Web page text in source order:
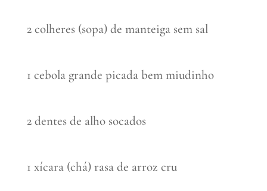
2 colheres (sopa) de manteiga sem sal
1 cebola grande picada bem miudinho
2 dentes de alho socados
1 xícara (chá) rasa de arroz cru